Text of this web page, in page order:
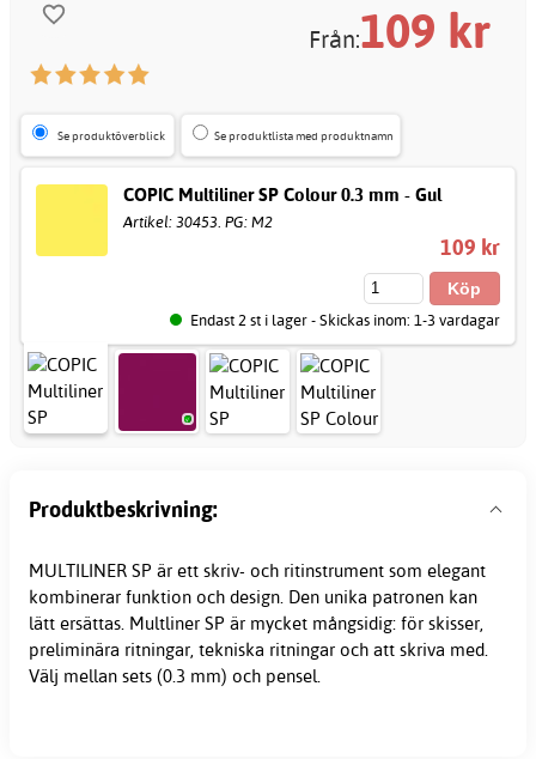
Från:109 kr
Se produktöverblick Se produktlista med produktnamn
COPIC Multiliner SP Colour 0.3 mm - Gul
Artikel: 30453. PG: M2
109 kr
Endast 2 st i lager - Skickas inom: 1-3 vardagar
Produktbeskrivning:
MULTILINER SP är ett skriv- och ritinstrument som elegant
kombinerar funktion och design. Den unika patronen kan
lätt ersättas. Multliner SP är mycket mångsidig: för skisser,
preliminära ritningar, tekniska ritningar och att skriva med.
Välj mellan sets (0.3 mm) och pensel.